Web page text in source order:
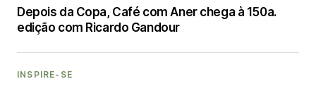
Depois da Copa, Café com Aner chega à 150a.
edição com Ricardo Gandour
INSPIRE-SE